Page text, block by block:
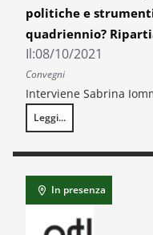
politiche e
quadriennio?
Il:08/10/2021
Convegni
Interviene Sabrina
Leggi...
LuBeC 2021 – Musei,
In presenza